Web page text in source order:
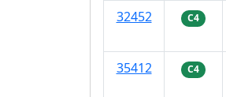
32452
C4
35412
C4